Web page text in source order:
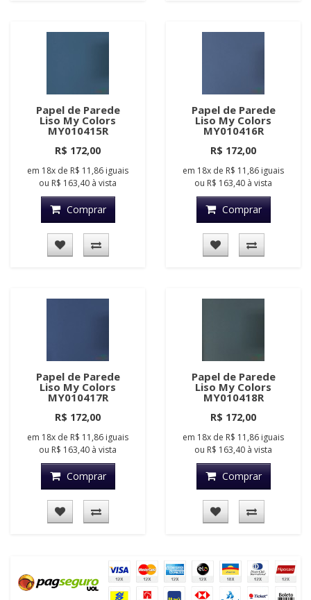
Papel de Parede
Liso My Colors
MY010415R
R$ 172,00
em 18x de R$ 11,86 iguais
ou R$ 163,40 à vista
Comprar
Papel de Parede
Liso My Colors
MY010416R
R$ 172,00
em 18x de R$ 11,86 iguais
ou R$ 163,40 à vista
Comprar
Papel de Parede
Liso My Colors
MY010417R
R$ 172,00
em 18x de R$ 11,86 iguais
ou R$ 163,40 à vista
Comprar
Papel de Parede
Liso My Colors
MY010418R
R$ 172,00
em 18x de R$ 11,86 iguais
ou R$ 163,40 à vista
Comprar